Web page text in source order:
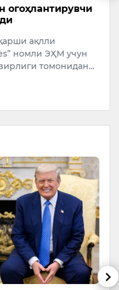
NASA товушдан тез
синовдан ўтказди
14:28 / 29.10.2025